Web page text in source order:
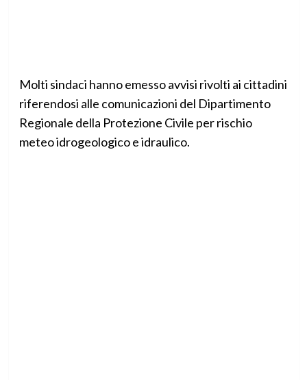
Molti sindaci hanno emesso avvisi rivolti ai cittadini
riferendosi alle comunicazioni del Dipartimento
Regionale della Protezione Civile per rischio
meteo idrogeologico e idraulico.